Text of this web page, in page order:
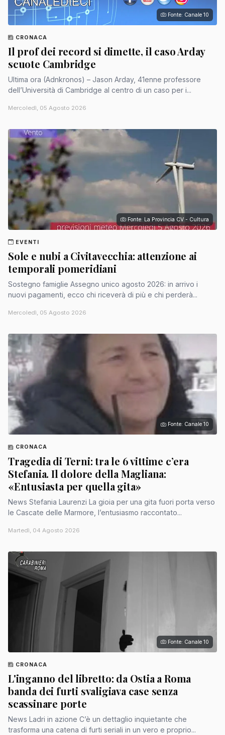
Fonte: Canale 10
CRONACA
Il prof dei record si dimette, il caso Arday
scuote Cambridge
Ultima ora (Adnkronos) – Jason Arday, 41enne professore
dell’Università di Cambridge al centro di un caso per i...
Mercoledì, 05 Agosto 2026
Fonte: La Provincia CV - Cultura
EVENTI
Sole e nubi a Civitavecchia: attenzione ai
temporali pomeridiani
Sostegno famiglie Assegno unico agosto 2026: in arrivo i
nuovi pagamenti, ecco chi riceverà di più e chi perderà...
Mercoledì, 05 Agosto 2026
Fonte: Canale 10
CRONACA
Tragedia di Terni: tra le 6 vittime c’era
Stefania. Il dolore della Magliana:
«Entusiasta per quella gita»
News Stefania Laurenzi La gioia per una gita fuori porta verso
le Cascate delle Marmore, l’entusiasmo raccontato...
Martedì, 04 Agosto 2026
Fonte: Canale 10
CRONACA
L'inganno del libretto: da Ostia a Roma
banda dei furti svaligiava case senza
scassinare porte
News Ladri in azione C’è un dettaglio inquietante che
trasforma una catena di furti seriali in un vero e proprio...